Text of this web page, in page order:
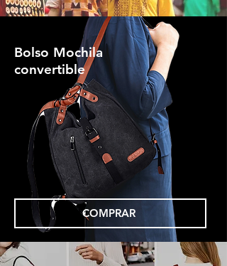
Bolso Mochila
convertible
COMPRAR